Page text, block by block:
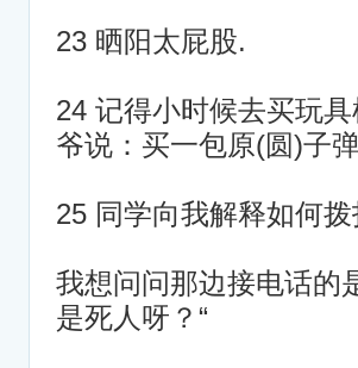
23 晒阳太屁股.
24 记得小时候去买玩
爷说：买一包原(圆)子
25 同学向我解释如何
我想问问那边接电话的
是死人呀？“